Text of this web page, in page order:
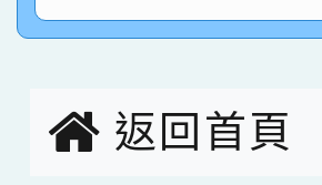
創客第三名。
返回首頁